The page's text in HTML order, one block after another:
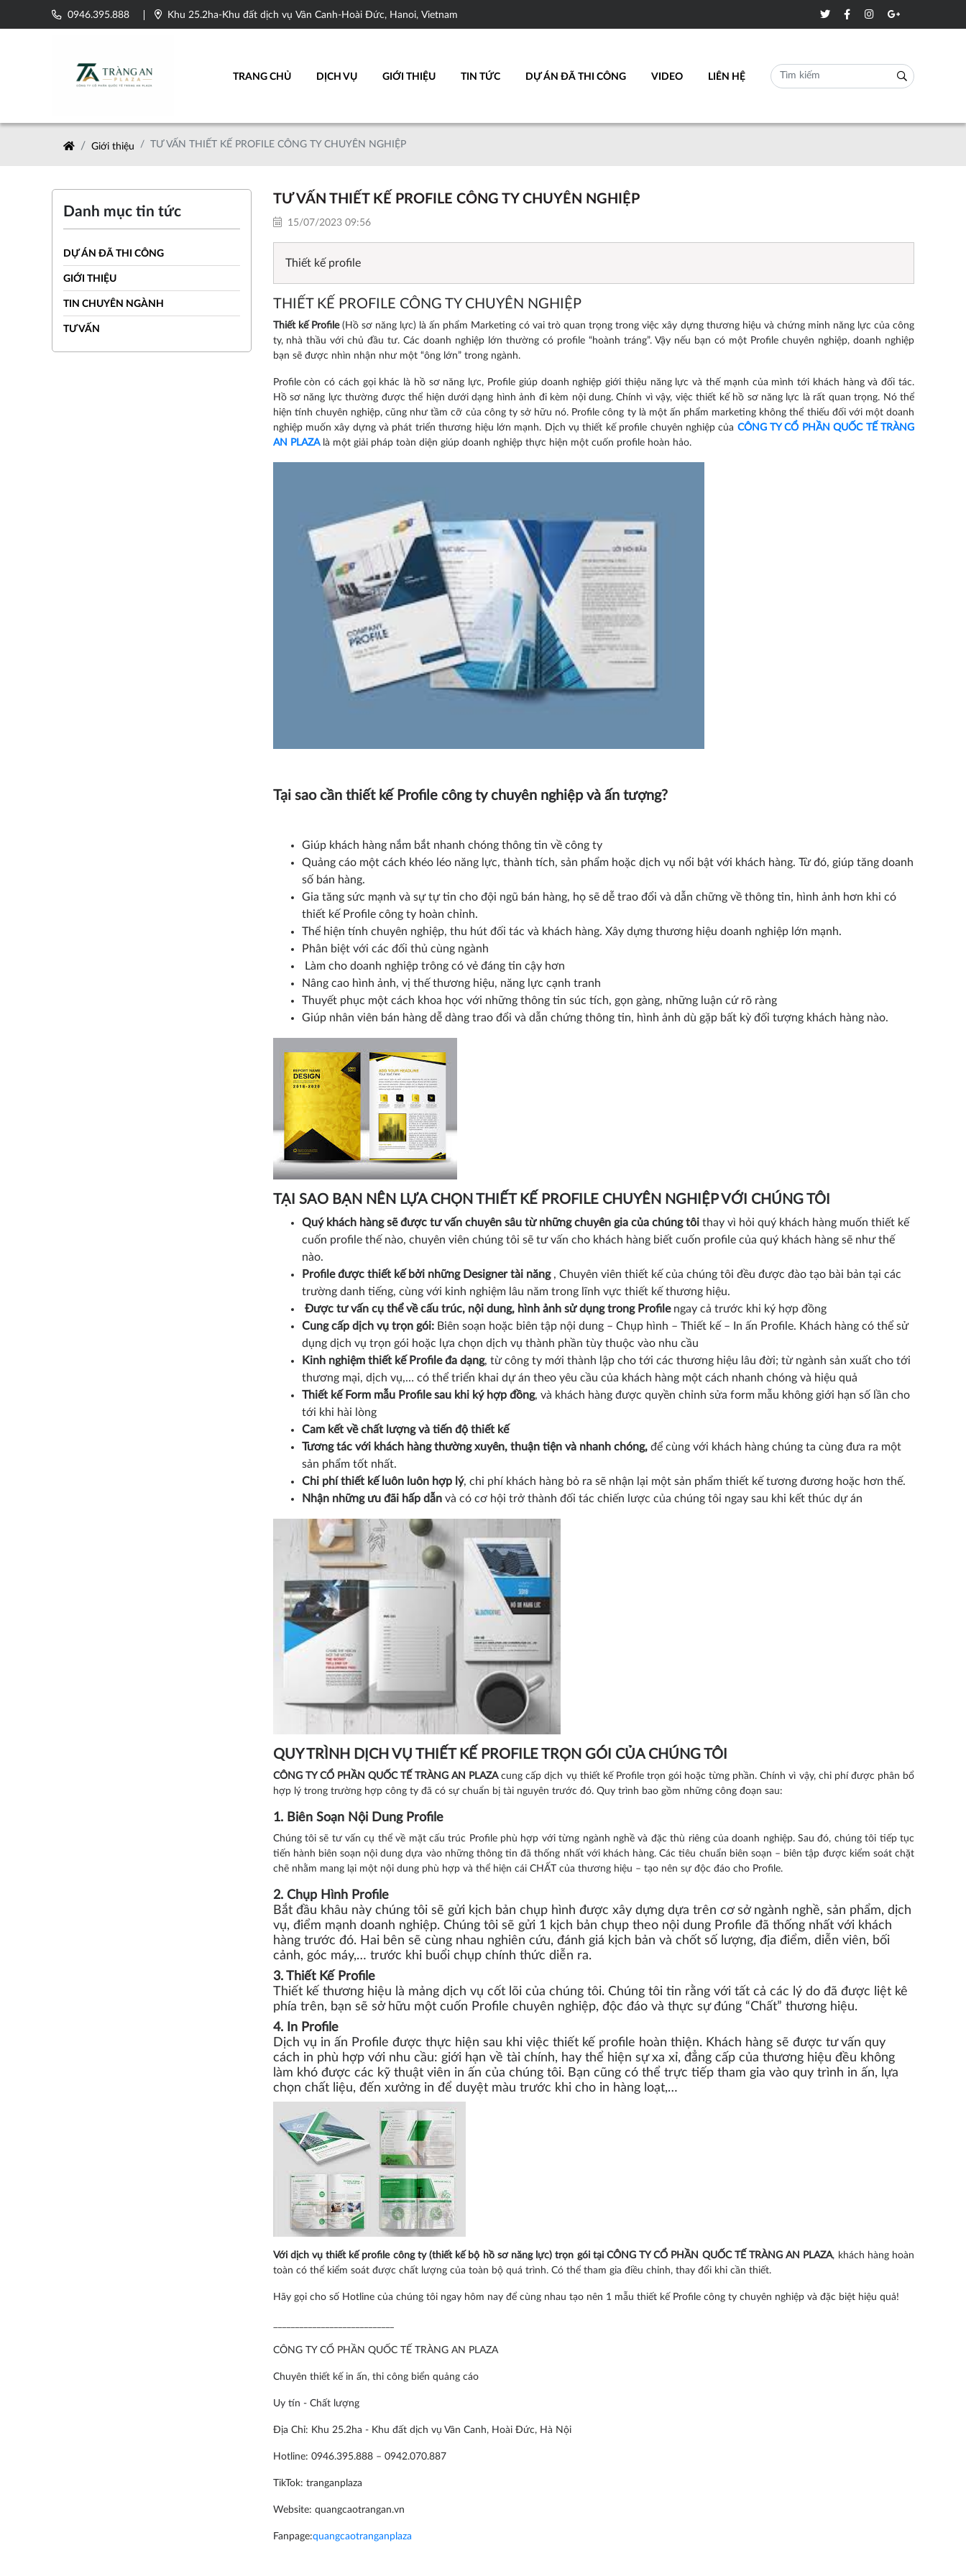
0946.395.888 Khu 25.2ha-Khu đất dịch vụ Vân Canh-Hoài Đức, Hanoi, Vietnam
TRANG CHỦ DỊCH VỤ GIỚI THIỆU TIN TỨC DỰ ÁN ĐÃ THI CÔNG VIDEO LIÊN HỆ
Giới thiệu TƯ VẤN THIẾT KẾ PROFILE CÔNG TY CHUYÊN NGHIỆP
Danh mục tin tức
DỰ ÁN ĐÃ THI CÔNG
GIỚI THIỆU
TIN CHUYÊN NGÀNH
TƯ VẤN
TƯ VẤN THIẾT KẾ PROFILE CÔNG TY CHUYÊN NGHIỆP
15/07/2023 09:56
Thiết kế profile
THIẾT KẾ PROFILE CÔNG TY CHUYÊN NGHIỆP
Thiết kế Profile(Hồ sơ năng lực) là ấn phẩm Marketing có vai trò quan trọng trong việc xây dựng thương hiệu và chứng minh năng lực của công
ty, nhà thầu với chủ đầu tư. Các doanh nghiệp lớn thường có profile “hoành tráng”. Vậy nếu bạn có một Profile chuyên nghiệp, doanh nghiệp
bạn sẽ được nhìn nhận như một “ông lớn” trong ngành.
Profile còn có cách gọi khác là hồ sơ năng lực, Profile giúp doanh nghiệp giới thiệu năng lực và thế mạnh của mình tới khách hàng và đối tác.
Hồ sơ năng lực thường được thể hiện dưới dạng hình ảnh đi kèm nội dung. Chính vì vậy, việc thiết kế hồ sơ năng lực là rất quan trọng. Nó thể
hiện tính chuyên nghiệp, cũng như tầm cỡ của công ty sở hữu nó. Profile công ty là một ấn phẩm marketing không thể thiếu đối với một doanh
nghiệp muốn xây dựng và phát triển thương hiệu lớn mạnh. Dịch vụ thiết kế profile chuyên nghiệp của CÔNG TY CỔ PHẦN QUỐC TẾ TRÀNG
AN PLAZAlà một giải pháp toàn diện giúp doanh nghiệp thực hiện một cuốn profile hoàn hảo.
Tại sao cần thiết kế Profile công ty chuyên nghiệp và ấn tượng?
Giúp khách hàng nắm bắt nhanh chóng thông tin về công ty
Quảng cáo một cách khéo léo năng lực, thành tích, sản phẩm hoặc dịch vụ nổi bật với khách hàng. Từ đó, giúp tăng doanh
số bán hàng.
Gia tăng sức mạnh và sự tự tin cho đội ngũ bán hàng, họ sẽ dễ trao đổi và dẫn chững về thông tin, hình ảnh hơn khi có
thiết kế Profile công ty hoàn chỉnh.
Thể hiện tính chuyên nghiệp, thu hút đối tác và khách hàng. Xây dựng thương hiệu doanh nghiệp lớn mạnh.
Phân biệt với các đối thủ cùng ngành
Làm cho doanh nghiệp trông có vẻ đáng tin cậy hơn
Nâng cao hình ảnh, vị thế thương hiệu, năng lực cạnh tranh
Thuyết phục một cách khoa học với những thông tin súc tích, gọn gàng, những luận cứ rõ ràng
Giúp nhân viên bán hàng dễ dàng trao đổi và dẫn chứng thông tin, hình ảnh dù gặp bất kỳ đối tượng khách hàng nào.
TẠI SAO BẠN NÊN LỰA CHỌN THIẾT KẾ PROFILE CHUYÊN NGHIỆP VỚI CHÚNG TÔI
Quý khách hàng sẽ được tư vấn chuyên sâu từ những chuyên gia của chúng tôi thay vì hỏi quý khách hàng muốn thiết kế
cuốn profile thế nào, chuyên viên chúng tôi sẽ tư vấn cho khách hàng biết cuốn profile của quý khách hàng sẽ như thế
nào.
Profile được thiết kế bởi những Designer tài năng, Chuyên viên thiết kế của chúng tôi đều được đào tạo bài bản tại các
trường danh tiếng, cùng với kinh nghiệm lâu năm trong lĩnh vực thiết kế thương hiệu.
Được tư vấn cụ thể về cấu trúc, nội dung, hình ảnh sử dụng trong Profile ngay cả trước khi ký hợp đồng
Cung cấp dịch vụ trọn gói:Biên soạn hoặc biên tập nội dung – Chụp hình – Thiết kế – In ấn Profile. Khách hàng có thể sử
dụng dịch vụ trọn gói hoặc lựa chọn dịch vụ thành phần tùy thuộc vào nhu cầu
Kinh nghiệm thiết kế Profile đa dạng, từ công ty mới thành lập cho tới các thương hiệu lâu đời; từ ngành sản xuất cho tới
thương mại, dịch vụ,… có thể triển khai dự án theo yêu cầu của khách hàng một cách nhanh chóng và hiệu quả
Thiết kế Form mẫu Profile sau khi ký hợp đồng, và khách hàng được quyền chỉnh sửa form mẫu không giới hạn số lần cho
tới khi hài lòng
Cam kết về chất lượng và tiến độ thiết kế
Tương tác với khách hàng thường xuyên, thuận tiện và nhanh chóng, để cùng với khách hàng chúng ta cùng đưa ra một
sản phẩm tốt nhất.
Chi phí thiết kế luôn luôn hợp lý, chi phí khách hàng bỏ ra sẽ nhận lại một sản phẩm thiết kế tương đương hoặc hơn thế.
Nhận những ưu đãi hấp dẫn và có cơ hội trở thành đối tác chiến lược của chúng tôi ngay sau khi kết thúc dự án
QUY TRÌNH DỊCH VỤ THIẾT KẾ PROFILE TRỌN GÓI CỦA CHÚNG TÔI
CÔNG TY CỔ PHẦN QUỐC TẾ TRÀNG AN PLAZAcung cấp dịch vụ thiết kế Profile trọn gói hoặc từng phần. Chính vì vậy, chi phí được phân bổ
hợp lý trong trường hợp công ty đã có sự chuẩn bị tài nguyên trước đó. Quy trình bao gồm những công đoạn sau:
1. Biên Soạn Nội Dung Profile
Chúng tôi sẽ tư vấn cụ thể về mặt cấu trúc Profile phù hợp với từng ngành nghề và đặc thù riêng của doanh nghiệp. Sau đó, chúng tôi tiếp tục
tiến hành biên soạn nội dung dựa vào những thông tin đã thống nhất với khách hàng. Các tiêu chuẩn biên soạn – biên tập được kiểm soát chặt
chẽ nhằm mang lại một nội dung phù hợp và thể hiện cái CHẤT của thương hiệu – tạo nên sự độc đáo cho Profile.
2. Chụp Hình Profile
Bắt đầu khâu này chúng tôi sẽ gửi kịch bản chụp hình được xây dựng dựa trên cơ sở ngành nghề, sản phẩm, dịch
vụ, điểm mạnh doanh nghiệp. Chúng tôi sẽ gửi 1 kịch bản chụp theo nội dung Profile đã thống nhất với khách
hàng trước đó. Hai bên sẽ cùng nhau nghiên cứu, đánh giá kịch bản và chốt số lượng, địa điểm, diễn viên, bối
cảnh, góc máy,… trước khi buổi chụp chính thức diễn ra.
3. Thiết Kế Profile
Thiết kế thương hiệu là mảng dịch vụ cốt lõi của chúng tôi. Chúng tôi tin rằng với tất cả các lý do đã được liệt kê
phía trên, bạn sẽ sở hữu một cuốn Profile chuyên nghiệp, độc đáo và thực sự đúng “Chất” thương hiệu.
4. In Profile
Dịch vụ in ấn Profile được thực hiện sau khi việc thiết kế profile hoàn thiện. Khách hàng sẽ được tư vấn quy
cách in phù hợp với nhu cầu: giới hạn về tài chính, hay thể hiện sự xa xỉ, đẳng cấp của thương hiệu đều không
làm khó được các kỹ thuật viên in ấn của chúng tôi. Bạn cũng có thể trực tiếp tham gia vào quy trình in ấn, lựa
chọn chất liệu, đến xưởng in để duyệt màu trước khi cho in hàng loạt,…
Với dịch vụ thiết kế profile công ty (thiết kế bộ hồ sơ năng lực) trọn gói tại CÔNG TY CỔ PHẦN QUỐC TẾ TRÀNG AN PLAZA, khách hàng hoàn
toàn có thể kiểm soát được chất lượng của toàn bộ quá trình. Có thể tham gia điều chỉnh, thay đổi khi cần thiết.
Hãy gọi cho số Hotline của chúng tôi ngay hôm nay để cùng nhau tạo nên 1 mẫu thiết kế Profile công ty chuyên nghiệp và đặc biệt hiệu quả!
CÔNG TY CỔ PHẦN QUỐC TẾ TRÀNG AN PLAZA
Chuyên thiết kế in ấn, thi công biển quảng cáo
Uy tín - Chất lượng
Địa Chỉ: Khu 25.2ha - Khu đất dịch vụ Vân Canh, Hoài Đức, Hà Nội
Hotline: 0946.395.888– 0942.070.887
TikTok: tranganplaza
Website: quangcaotrangan.vn
Fanpage:quangcaotranganplaza